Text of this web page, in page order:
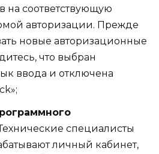
на соответствующую
авторизации. Прежде
новые авторизационные
что выбран
ввода и отключена
специалисты
личный кабинет,